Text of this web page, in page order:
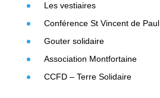
Les vestiaires
Conférence St Vincent de Paul
Gouter solidaire
Association Montfortaine
CCFD – Terre Solidaire